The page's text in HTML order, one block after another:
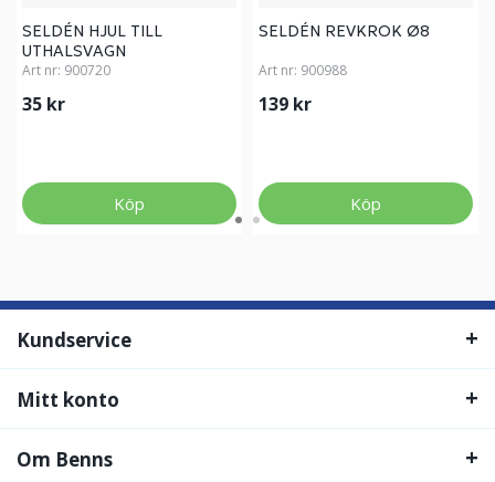
SELDÉN HJUL TILL
UTHALSVAGN
Art nr: 900720
35 kr
Köp
SELDÉN REVKROK Ø8
Art nr: 900988
139 kr
Köp
Kundservice
Mitt konto
Om Benns